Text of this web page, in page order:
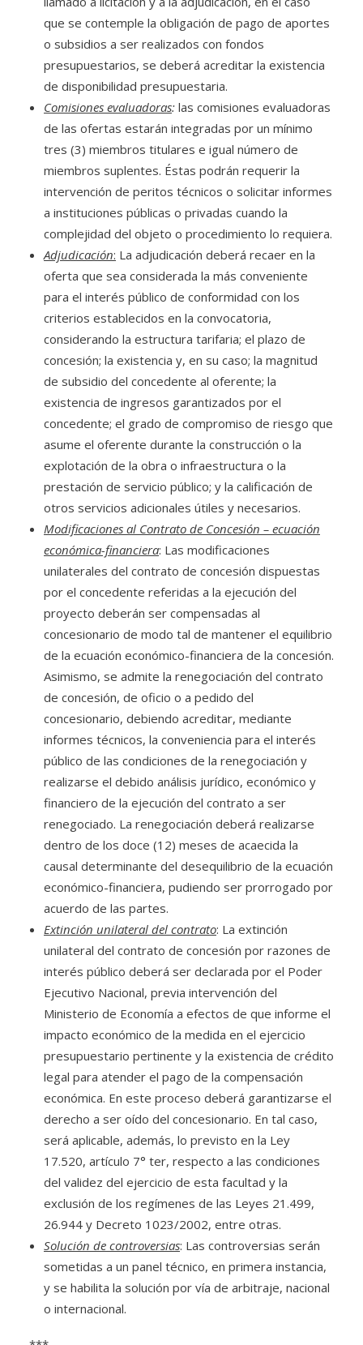
que se contemple la obligación de pago de aportes
o subsidios a ser realizados con fondos
presupuestarios, se deberá acreditar la existencia
de disponibilidad presupuestaria.
Comisiones evaluadoras: las comisiones evaluadoras
de las ofertas estarán integradas por un mínimo
tres (3) miembros titulares e igual número de
miembros suplentes. Éstas podrán requerir la
intervención de peritos técnicos o solicitar informes
a instituciones públicas o privadas cuando la
complejidad del objeto o procedimiento lo requiera.
Adjudicación: La adjudicación deberá recaer en la
oferta que sea considerada la más conveniente
para el interés público de conformidad con los
criterios establecidos en la convocatoria,
considerando la estructura tarifaria; el plazo de
concesión; la existencia y, en su caso; la magnitud
de subsidio del concedente al oferente; la
existencia de ingresos garantizados por el
concedente; el grado de compromiso de riesgo que
asume el oferente durante la construcción o la
explotación de la obra o infraestructura o la
prestación de servicio público; y la calificación de
otros servicios adicionales útiles y necesarios.
Modificaciones al Contrato de Concesión – ecuación
económica-financiera: Las modificaciones
unilaterales del contrato de concesión dispuestas
por el concedente referidas a la ejecución del
proyecto deberán ser compensadas al
concesionario de modo tal de mantener el equilibrio
de la ecuación económico-financiera de la concesión.
Asimismo, se admite la renegociación del contrato
de concesión, de oficio o a pedido del
concesionario, debiendo acreditar, mediante
informes técnicos, la conveniencia para el interés
público de las condiciones de la renegociación y
realizarse el debido análisis jurídico, económico y
financiero de la ejecución del contrato a ser
renegociado. La renegociación deberá realizarse
dentro de los doce (12) meses de acaecida la
causal determinante del desequilibrio de la ecuación
económico-financiera, pudiendo ser prorrogado por
acuerdo de las partes.
Extinción unilateral del contrato: La extinción
unilateral del contrato de concesión por razones de
interés público deberá ser declarada por el Poder
Ejecutivo Nacional, previa intervención del
Ministerio de Economía a efectos de que informe el
impacto económico de la medida en el ejercicio
presupuestario pertinente y la existencia de crédito
legal para atender el pago de la compensación
económica. En este proceso deberá garantizarse el
derecho a ser oído del concesionario. En tal caso,
será aplicable, además, lo previsto en la Ley
17.520, artículo 7° ter, respecto a las condiciones
del validez del ejercicio de esta facultad y la
exclusión de los regímenes de las Leyes 21.499,
26.944 y Decreto 1023/2002, entre otras.
Solución de controversias: Las controversias serán
sometidas a un panel técnico, en primera instancia,
y se habilita la solución por vía de arbitraje, nacional
o internacional.